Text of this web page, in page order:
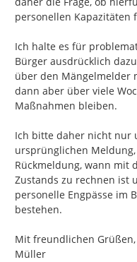
personellen Kapazitäten
Ich halte es für
Bürger ausdrücklich
über den Mängelmelder
dann aber über viele
Maßnahmen bleiben.
Ich bitte daher nicht nur
ursprünglichen
Rückmeldung, wann mit
Zustands zu rechnen ist
personelle Engpässe im
bestehen.
Mit freundlichen Grüßen,
Müller